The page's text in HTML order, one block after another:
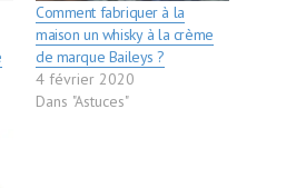
Comment fabriquer à la
maison un whisky à la crème
de marque Baileys ?
4 février 2020
Dans "Astuces"